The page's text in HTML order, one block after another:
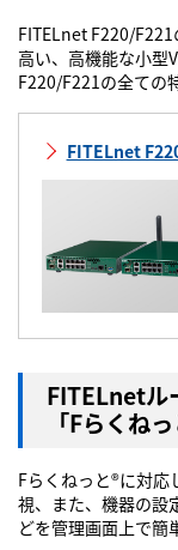
FITELnet F220/
高い、高機能な小型
F220/F221の全ての
FITELnet
FITELnetル
「Fらくね
Fらくねっと®に対
視、また、機器の設
どを管理画面上で簡